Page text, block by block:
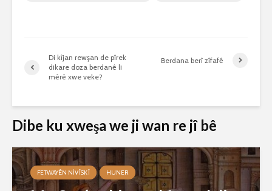
Di kîjan rewşan de pîrek
dikare doza berdanê li
mêrê xwe veke?
Berdana berî zîfafê
Dibe ku xweşa we ji wan re jî bê
FETWAYÊN NIVÎSKÎ HUNER